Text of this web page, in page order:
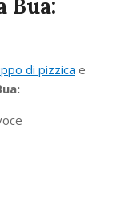
Bua:
di pizzica e